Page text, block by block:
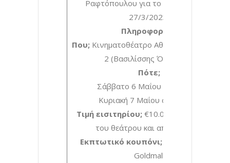
Ραφτόπουλου για το
27/3/2023
Πληροφορίες:
Που; Κινηματοθέατρο Αθήναιον / Αίθουσα
2 (Βασιλίσσης Όλγας 35)
Πότε;
Σάββατο 6 Μαΐου στις 21:30
Κυριακή 7 Μαΐου στις 20:30
Τιμή εισιτηρίου; €10.00 από το ταμείο
του θεάτρου και από την Viva
Εκπτωτικό κουπόνι;
Goldmall